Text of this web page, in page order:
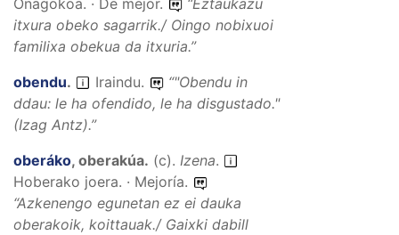
Onagokoa. · De mejor.
“Eztaukazu
itxura obeko sagarrik./ Oingo nobixuoi
familixa obekua da itxuria.”
obendu. Iraindu. “"Obendu in
ddau: le ha ofendido, le ha disgustado."
(Izag Antz).”
oberáko, oberakúa. (c). Izena.
Hoberako joera. · Mejoría.
“Azkenengo egunetan ez ei dauka
oberakoik, koittauak./ Gaixki dabill